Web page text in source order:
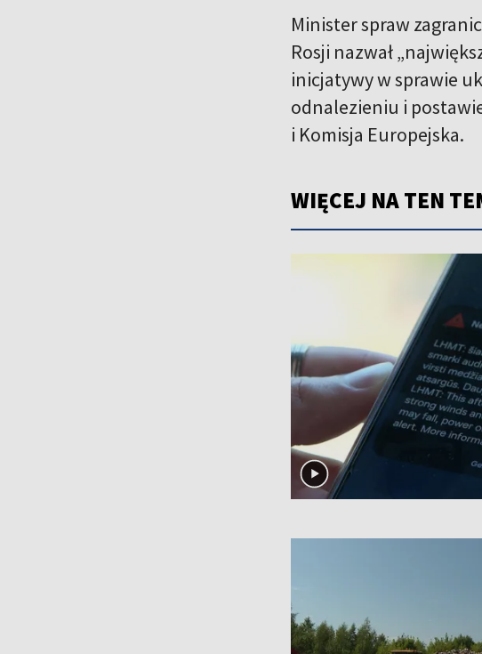
Minister spraw
Rosji nazwał
inicjatywy w sprawie
odnalezieniu i
i Komisja Europejska.
WIĘCEJ NA TEN